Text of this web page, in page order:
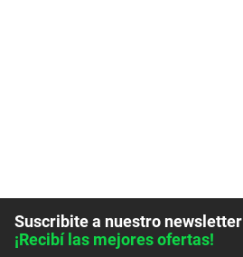
Suscribite a nuestro newsletter
¡Recibí las mejores ofertas!